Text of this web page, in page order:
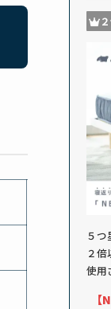
５
２
使用